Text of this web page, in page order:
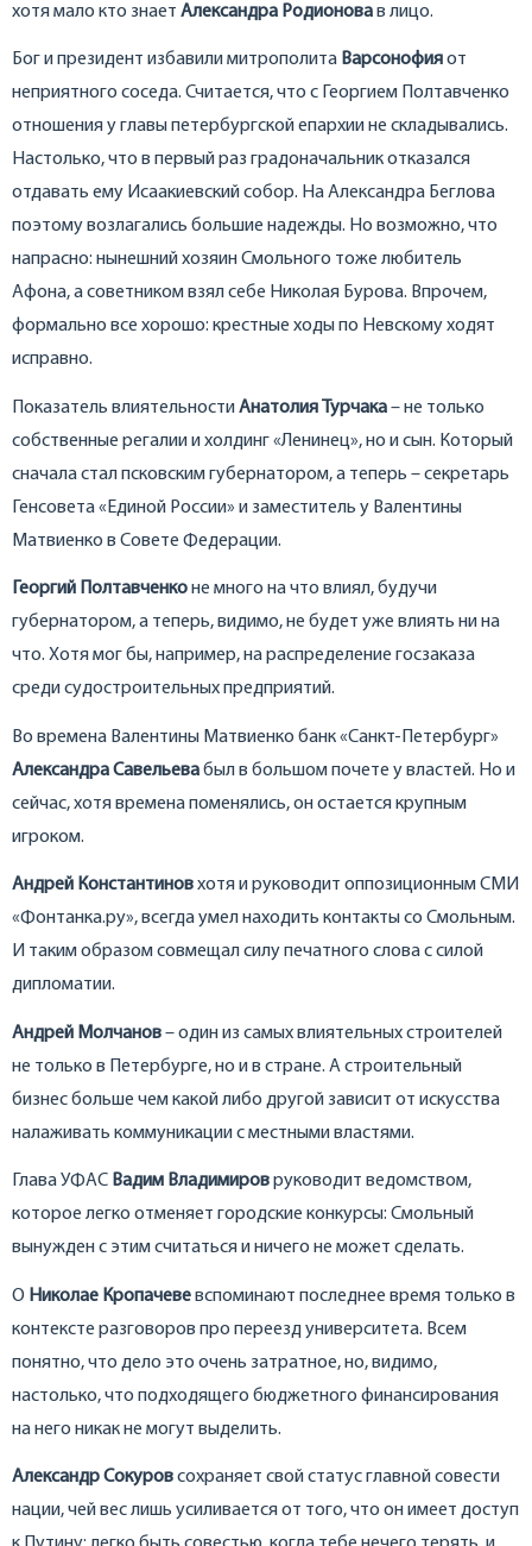
хотя мало кто знает Александра Родионовав лицо.
Бог и президент избавили митрополита Варсонофияот
неприятного соседа. Считается, что с Георгием Полтавченко
отношения у главы петербургской епархии не складывались.
Настолько, что в первый раз градоначальник отказался
отдавать ему Исаакиевский собор. На Александра Беглова
поэтому возлагались большие надежды. Но возможно, что
напрасно: нынешний хозяин Смольного тоже любитель
Афона, а советником взял себе Николая Бурова. Впрочем,
формально все хорошо: крестные ходы по Невскому ходят
исправно.
Показатель влиятельностиАнатолия Турчака– не только
собственные регалии и холдинг «Ленинец», но и сын. Который
сначала стал псковским губернатором, а теперь – секретарь
Генсовета «Единой России» и заместитель у Валентины
Матвиенко в Совете Федерации.
Георгий Полтавченконе много на что влиял, будучи
губернатором, а теперь, видимо, не будет уже влиять ни на
что. Хотя мог бы, например, на распределение госзаказа
среди судостроительных предприятий.
Во времена Валентины Матвиенко банк «Санкт-Петербург»
Александра Савельевабыл в большом почете у властей. Но и
сейчас, хотя времена поменялись, он остается крупным
игроком.
Андрей Константиновхотя и руководит оппозиционным СМИ
«Фонтанка.ру», всегда умел находить контакты со Смольным.
И таким образом совмещал силу печатного слова с силой
дипломатии.
Андрей Молчанов– один из самых влиятельных строителей
не только в Петербурге, но и в стране. А строительный
бизнес больше чем какой либо другой зависит от искусства
налаживать коммуникации с местными властями.
Глава УФАС Вадим Владимировруководит ведомством,
которое легко отменяет городские конкурсы: Смольный
вынужден с этим считаться и ничего не может сделать.
О Николае Кропачевевспоминают последнее время только в
контексте разговоров про переезд университета. Всем
понятно, что дело это очень затратное, но, видимо,
настолько, что подходящего бюджетного финансирования
на него никак не могут выделить.
Александр Сокуровсохраняет свой статус главной совести
нации, чей вес лишь усиливается от того, что он имеет доступ